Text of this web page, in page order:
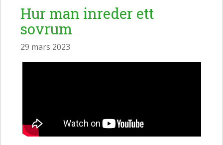
Hur man inreder ett
sovrum
29 mars 2023